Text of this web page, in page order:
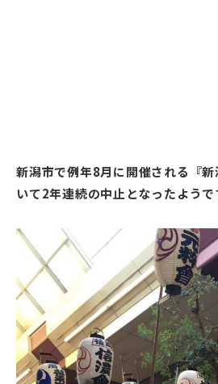
新潟市で例年8月に開催される『
いて2年連続の中止となったようで